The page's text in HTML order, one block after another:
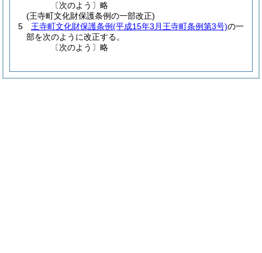
〔次のよう〕略
(王寺町文化財保護条例の一部改正)
5
王寺町文化財保護条例(平成15年3月王寺町条例第3号)の一
部を次のように改正する。
〔次のよう〕略